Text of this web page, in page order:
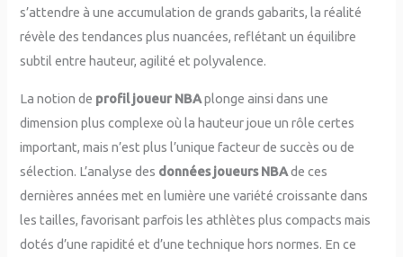
s’attendre à une accumulation de grands gabarits, la réalité
révèle des tendances plus nuancées, reflétant un équilibre
subtil entre hauteur, agilité et polyvalence.
La notion de profil joueur NBAplonge ainsi dans une
dimension plus complexe où la hauteur joue un rôle certes
important, mais n’est plus l’unique facteur de succès ou de
sélection. L’analyse des données joueurs NBAde ces
dernières années met en lumière une variété croissante dans
les tailles, favorisant parfois les athlètes plus compacts mais
dotés d’une rapidité et d’une technique hors normes. En ce